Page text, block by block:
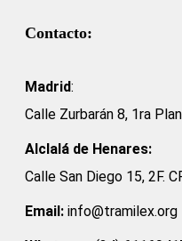
Contacto:
Madrid:
Calle Zurbarán 8, 1ra
Alclalá de Henares:
Calle San Diego 15, 2F.
Email: info@tramilex.org